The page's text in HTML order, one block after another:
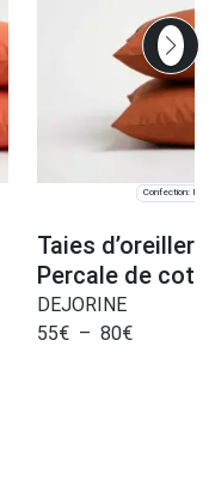
Confection:
Taies d’oreiller
Percale de
DEJORINE
55€ – 80€